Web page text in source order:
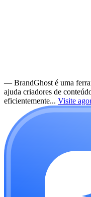
— BrandGhost é uma
ajuda criadores de
eficientemente... Visite